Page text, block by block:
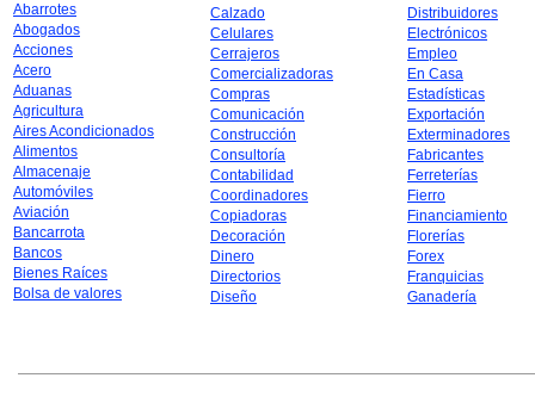
Abarrotes
Abogados
Acciones
Acero
Aduanas
Agricultura
Aires Acondicionados
Alimentos
Almacenaje
Automóviles
Aviación
Bancarrota
Bancos
Bienes Raíces
Bolsa de valores
Calzado
Celulares
Cerrajeros
Comercializadoras
Compras
Comunicación
Construcción
Consultoría
Contabilidad
Coordinadores
Copiadoras
Decoración
Dinero
Directorios
Diseño
Distribuidores
Electrónicos
Empleo
En Casa
Estadísticas
Exportación
Exterminadores
Fabricantes
Ferreterías
Fierro
Financiamiento
Florerías
Forex
Franquicias
Ganadería